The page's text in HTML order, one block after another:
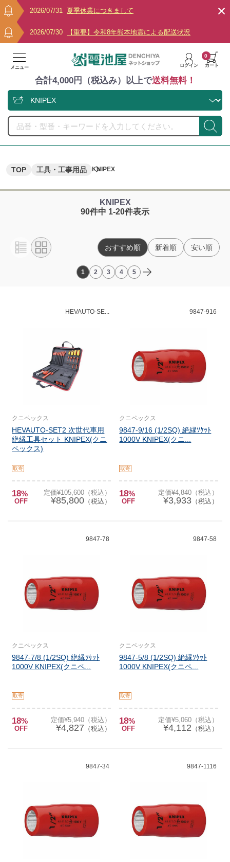
2026/07/31 夏季休業につきまして
2026/07/30 【重要】令和8年熊本地震による配送状況
メニュー ログイン カート
0
合計4,000円（税込み）以上で送料無料！
TOP 工具・工事用品 KNIPEX
KNIPEX
90件中 1-20件表示
1 2 3 4 5
おすすめ順 新着順 安い順
HEVAUTO-SE...
クニペックス
HEVAUTO-SET2 次世代車用
絶縁工具セット KNIPEX(クニ
ペックス)
取寄
18%
OFF
定価¥105,600（税込）
¥85,800（税込）
9847-916
クニペックス
9847-9/16 (1/2SQ) 絶縁ｿｹｯﾄ
1000V KNIPEX(クニ...
取寄
18%
OFF
定価¥4,840（税込）
¥3,933（税込）
9847-78
クニペックス
9847-7/8 (1/2SQ) 絶縁ｿｹｯﾄ
1000V KNIPEX(クニペ...
取寄
18%
OFF
定価¥5,940（税込）
¥4,827 （税込）
9847-58
クニペックス
9847-5/8 (1/2SQ) 絶縁ｿｹｯﾄ
1000V KNIPEX(クニペ...
取寄
18%
OFF
定価¥5,060（税込）
¥4,112 （税込）
9847-34 9847-1116